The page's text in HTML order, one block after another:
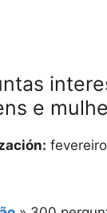
e